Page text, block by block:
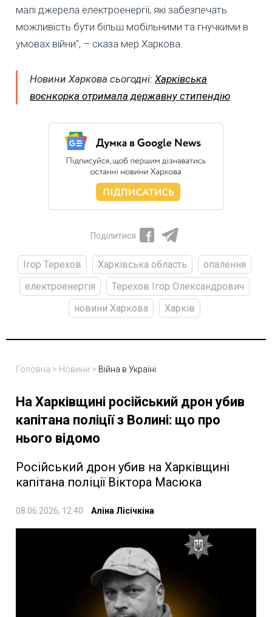
малі джерела електроенергії, які забезпечать
можливість бути більш мобільними та гнучкими в
умовах війни", – сказа мер Харкова.
Новини Харкова сьогодні: Харківська
воєнкорка отримала державну стипендію
Поділитися
Ігор Терехов Харківська область
опалення
електроенергія
Терехов Ігор Олександрович
новини Харкова
Харків
Головна > Новини > Війна в Україні
На Харківщині російський дрон убив
капітана поліції з Волині: що про
нього відомо
Російський дрон убив на Харківщині
капітана поліції Віктора Масюка
08.06.2026, 12:40 Аліна Лісічкіна